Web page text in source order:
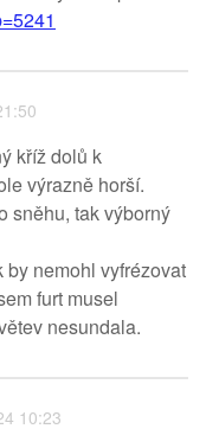
kříž dolů k
výrazně horší.
sněhu, tak výborný
nemohl vyfrézovat
furt musel
nesundala.
10:23